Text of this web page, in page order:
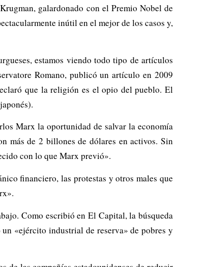
galardonado con el Premio Nobel de
inútil en el mejor de los casos y,
estamos viendo todo tipo de artículos
Romano, publicó un artículo en 2009
que la religión es el opio del pueblo. El
.
Marx la oportunidad de salvar la economía
más de 2 billones de dólares en activos. Sin
con lo que Marx previó».
financiero, las protestas y otros males que
Como escribió enEl Capital, la búsqueda
«ejército industrial de reserva» de pobres y